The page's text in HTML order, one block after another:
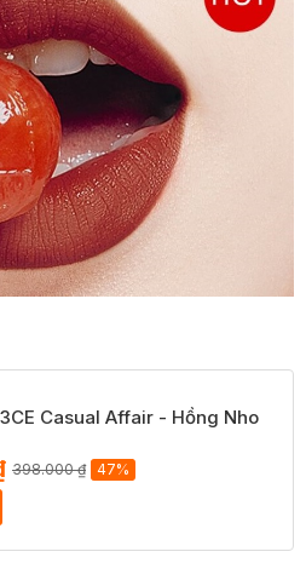
Casual Affair - Hồng Nho
398.000 ₫ 47%